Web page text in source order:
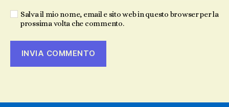
Salva il mio nome, email e sito web in questo browser per la
prossima volta che commento.